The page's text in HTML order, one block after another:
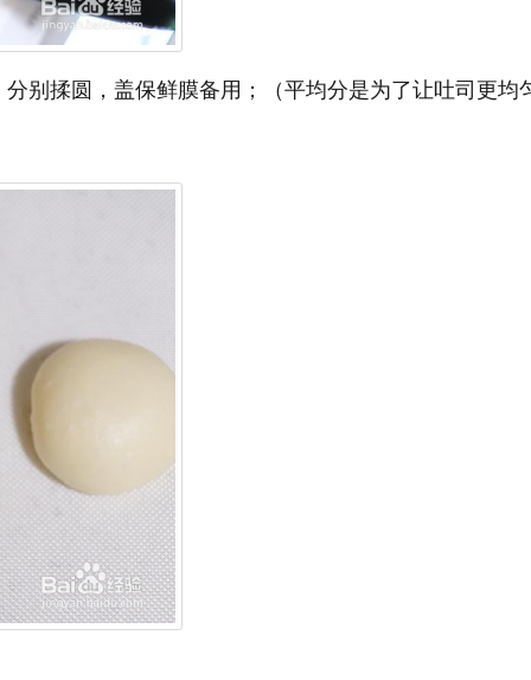
别揉圆，盖保鲜膜备用；（平均分是为了让吐司更均